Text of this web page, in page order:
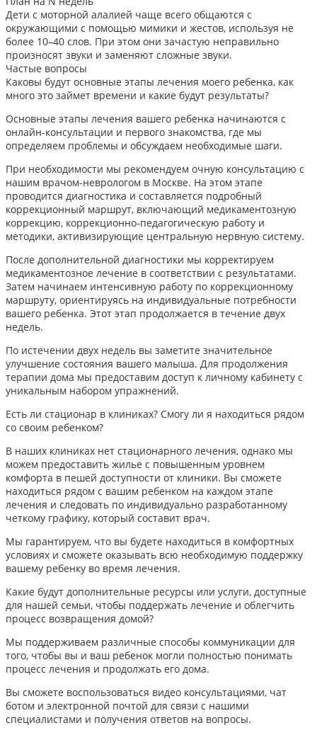
Дети с моторной алалией чаще всего общаются с
окружающими с помощью мимики и жестов, используя не
более 10–40 слов. При этом они зачастую неправильно
произносят звуки и заменяют сложные звуки.
Частые вопросы
Каковы будут основные этапы лечения моего ребенка, как
много это займет времени и какие будут результаты?
Основные этапы лечения вашего ребенка начинаются с
онлайн-консультации и первого знакомства, где мы
определяем проблемы и обсуждаем необходимые шаги.
При необходимости мы рекомендуем очную консультацию с
нашим врачом-неврологом в Москве. На этом этапе
проводится диагностика и составляется подробный
коррекционный маршрут, включающий медикаментозную
коррекцию, коррекционно-педагогическую работу и
методики, активизирующие центральную нервную систему.
После дополнительной диагностики мы корректируем
медикаментозное лечение в соответствии с результатами.
Затем начинаем интенсивную работу по коррекционному
маршруту, ориентируясь на индивидуальные потребности
вашего ребенка. Этот этап продолжается в течение двух
недель.
По истечении двух недель вы заметите значительное
улучшение состояния вашего малыша. Для продолжения
терапии дома мы предоставим доступ к личному кабинету с
уникальным набором упражнений.
Есть ли стационар в клиниках? Смогу ли я находиться рядом
со своим ребенком?
В наших клиниках нет стационарного лечения, однако мы
можем предоставить жилье с повышенным уровнем
комфорта в пешей доступности от клиники. Вы сможете
находиться рядом с вашим ребенком на каждом этапе
лечения и следовать по индивидуально разработанному
четкому графику, который составит врач.
Мы гарантируем, что вы будете находиться в комфортных
условиях и сможете оказывать всю необходимую поддержку
вашему ребенку во время лечения.
Какие будут дополнительные ресурсы или услуги, доступные
для нашей семьи, чтобы поддержать лечение и облегчить
процесс возвращения домой?
Мы поддерживаем различные способы коммуникации для
того, чтобы вы и ваш ребенок могли полностью понимать
процесс лечения и продолжать его дома.
Вы сможете воспользоваться видео консультациями, чат
ботом и электронной почтой для связи с нашими
специалистами и получения ответов на вопросы.